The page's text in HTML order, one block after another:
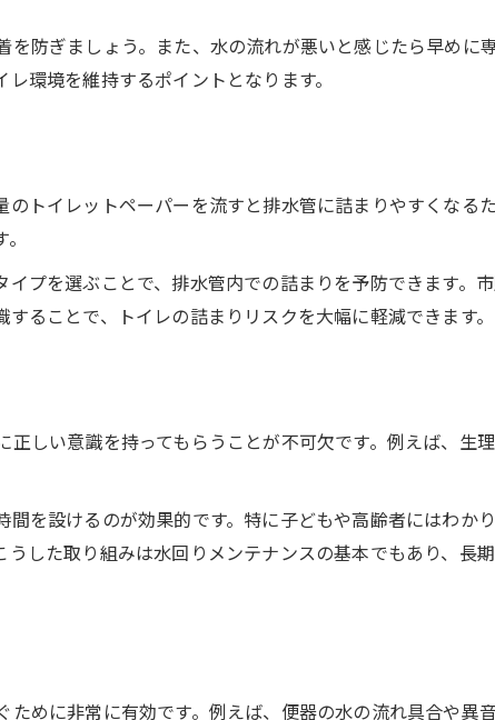
の賢い選び方
策法
立つ洗剤活用術
選び方と使い方
安全な手順
ケア術
りをセルフ解消
イレケア方法
処と予防策
本は家族の協力
防ぎましょう。また、水の流れが悪いと感じたら早めに
環境を維持するポイントとなります。
トイレットペーパーを流すと排水管に詰まりやすくなる
プを選ぶことで、排水管内での詰まりを予防できます。
ることで、トイレの詰まりリスクを大幅に軽減できます。
しい意識を持ってもらうことが不可欠です。例えば、生
を設けるのが効果的です。特に子どもや高齢者にはわか
した取り組みは水回りメンテナンスの基本でもあり、長
めに非常に有効です。例えば、便器の水の流れ具合や異